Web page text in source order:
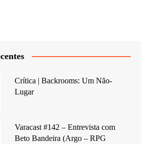
Crítica | Backrooms: Um Não-
Lugar
Varacast #142 – Entrevista com
Beto Bandeira (Argo – RPG